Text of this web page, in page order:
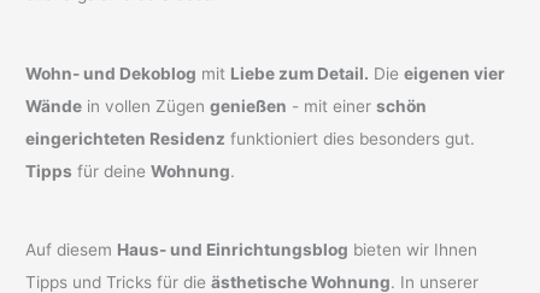
Wohn- und Dekoblog mit Liebe zum Detail. Dieeigenen vier
Wände in vollen Zügengenießen - mit einerschön
eingerichteten Residenz funktioniert dies besonders gut.
Tipps für deineWohnung.
Auf diesem Haus- und Einrichtungsblog bieten wir Ihnen
Tipps und Tricks für dieästhetische Wohnung. In unserer